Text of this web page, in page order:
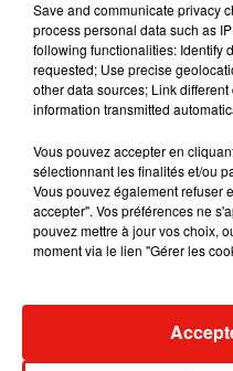
Cet élément est
dépôt de cookies que
souhaitez l'afficher,
en cliquant sur
Ridsa
Lui aussi, c’est un habitué
Save and communicate privacy
process personal data such as
following functionalities: Identify
requested; Use precise
other data sources; Link
information transmitted
Vous pouvez accepter en
sélectionnant les finalités et/ou
Vous pouvez également refuser
accepter". Vos préférences ne
pouvez mettre à jour vos choix,
moment via le lien "Gérer les